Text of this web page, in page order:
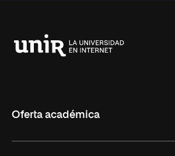
Oferta académica